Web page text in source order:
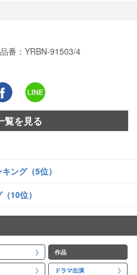
番：YRBN-91503/4
覧を見る
ング（5位）
10位）
作品
ドラマ出演